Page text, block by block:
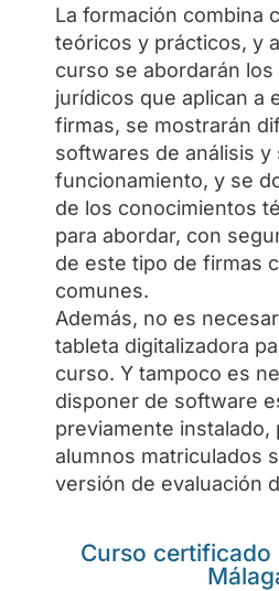
La formación combina
teóricos y prácticos, y
curso se abordarán
jurídicos que aplican a
firmas, se mostrarán
softwares de análisis y
funcionamiento, y se
de los conocimientos
para abordar, con
de este tipo de firmas
comunes.
Además, no es
tableta digitalizadora
curso. Y tampoco es
disponer de software
previamente instalado,
alumnos matriculados
versión de evaluación
Curso certificado